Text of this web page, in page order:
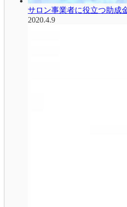
サロン事業者に役立つ助成
2020.4.9